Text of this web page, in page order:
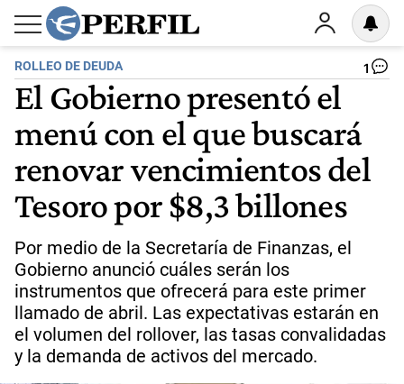
ROLLEO DE DEUDA 1
El Gobierno presentó el
menú con el que buscará
renovar vencimientos del
Tesoro por $8,3 billones
Por medio de la Secretaría de Finanzas, el
Gobierno anunció cuáles serán los
instrumentos que ofrecerá para este primer
llamado de abril. Las expectativas estarán en
el volumen del rollover, las tasas convalidadas
y la demanda de activos del mercado.